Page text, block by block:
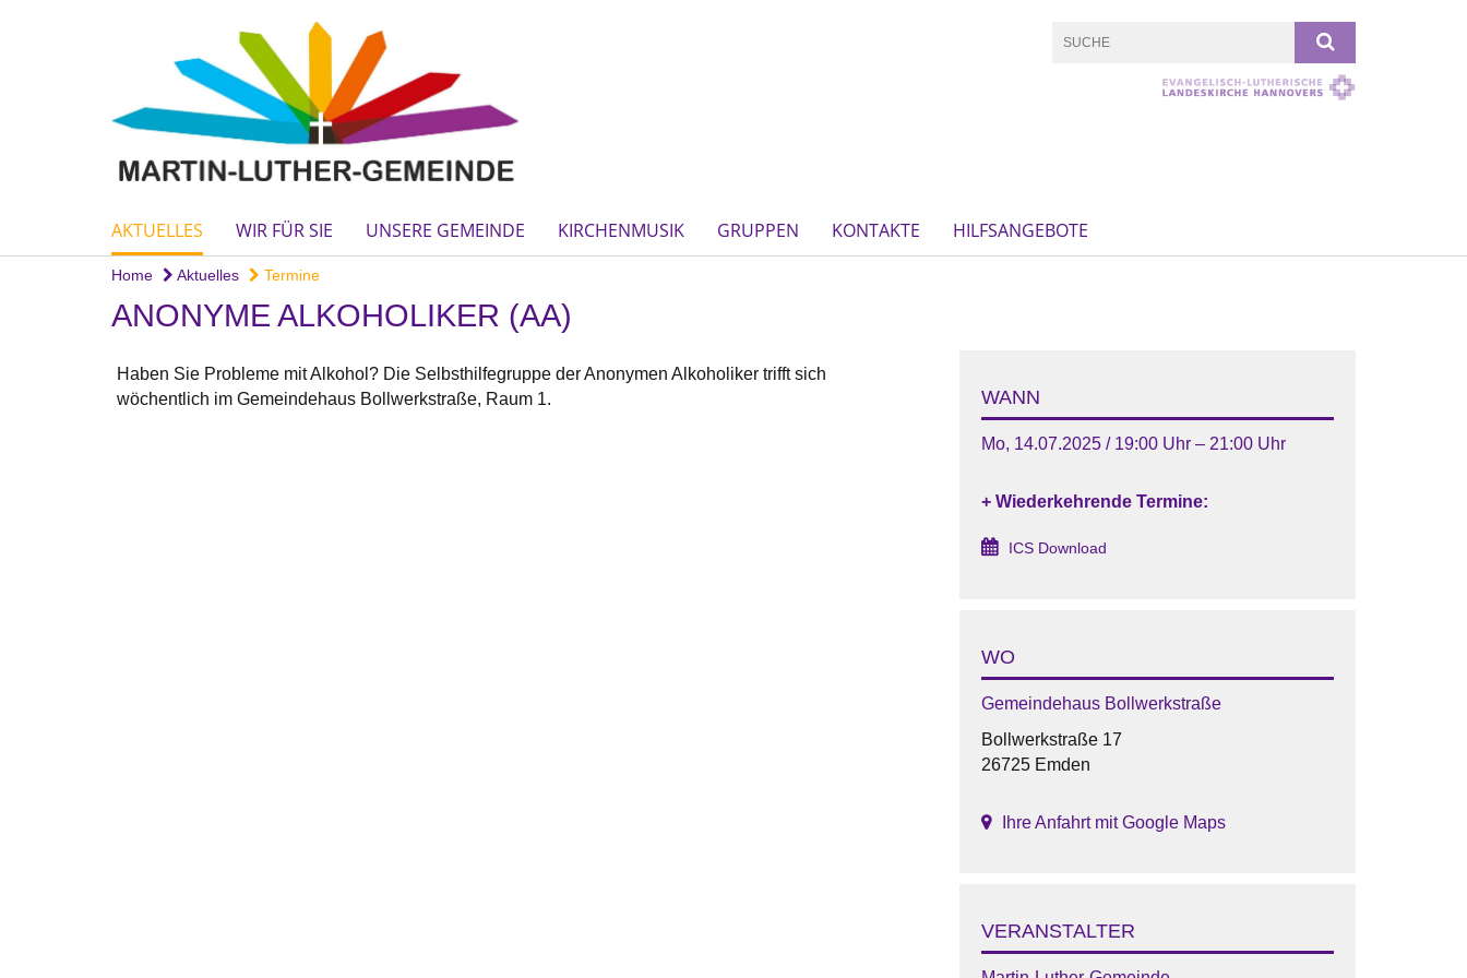
AKTUELLES WIR FÜR SIE UNSERE GEMEINDE KIRCHENMUSIK GRUPPEN KONTAKTE HILFSANGEBOTE
Home Aktuelles Termine
ANONYME ALKOHOLIKER (AA)
Haben Sie Probleme mit Alkohol? Die Selbsthilfegruppe der Anonymen Alkoholiker trifft sich
wöchentlich im Gemeindehaus Bollwerkstraße, Raum 1.
WANN
Mo, 14.07.2025 / 19:00 Uhr – 21:00 Uhr
+ Wiederkehrende Termine:
ICS Download
WO
Gemeindehaus Bollwerkstraße
Bollwerkstraße 17
26725 Emden
Ihre Anfahrt mit Google Maps
VERANSTALTER